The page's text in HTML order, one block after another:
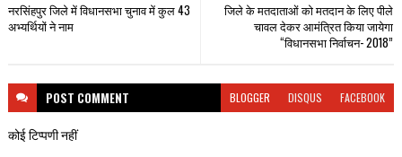
जिले के मतदाताओं को मतदान के लिए पीले
चावल देकर आमंत्रित किया जायेगा
“विधानसभा निर्वाचन- 2018”
नरसिंहपुर जिले में विधानसभा चुनाव में कुल 43
अभ्यर्थियों ने नाम
POST COMMENT BLOGGER DISQUS FACEBOOK
कोई टिप्पणी नहीं